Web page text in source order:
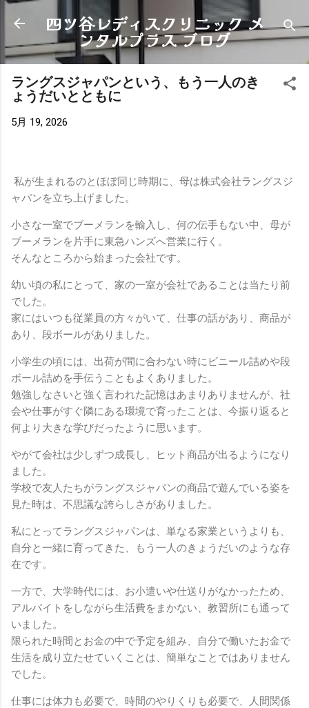
スキップしてメイン コンテンツに移動
四ツ谷レディスクリニック メ
ンタルプラス ブログ
ラングスジャパンという、もう一人のき
ょうだいとともに
5月 19, 2026
私が生まれるのとほぼ同じ時期に、母は株式会社ラングスジ
ャパンを立ち上げました。
小さな一室でブーメランを輸入し、何の伝手もない中、母が
ブーメランを片手に東急ハンズへ営業に行く。
そんなところから始まった会社です。
幼い頃の私にとって、家の一室が会社であることは当たり前
でした。
家にはいつも従業員の方々がいて、仕事の話があり、商品が
あり、段ボールがありました。
小学生の頃には、出荷が間に合わない時にビニール詰めや段
ボール詰めを手伝うこともよくありました。
勉強しなさいと強く言われた記憶はあまりありませんが、社
会や仕事がすぐ隣にある環境で育ったことは、今振り返ると
何より大きな学びだったように思います。
やがて会社は少しずつ成長し、ヒット商品が出るようになり
ました。
学校で友人たちがラングスジャパンの商品で遊んでいる姿を
見た時は、不思議な誇らしさがありました。
私にとってラングスジャパンは、単なる家業というよりも、
自分と一緒に育ってきた、もう一人のきょうだいのような存
在です。
一方で、大学時代には、お小遣いや仕送りがなかったため、
アルバイトをしながら生活費をまかない、教習所にも通って
いました。
限られた時間とお金の中で予定を組み、自分で働いたお金で
生活を成り立たせていくことは、簡単なことではありません
でした。
仕事には体力も必要で、時間のやりくりも必要で、人間関係